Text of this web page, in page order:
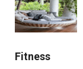
Fitness